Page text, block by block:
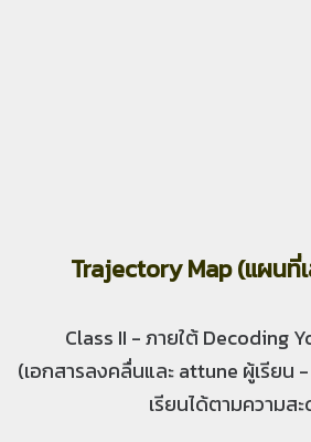
Trajectory Map (แผนที่
Class II - ภายใต้ Decoding
(เอกสารลงคลื่นและ attune ผู้เรียน
เรียนได้ตามความส